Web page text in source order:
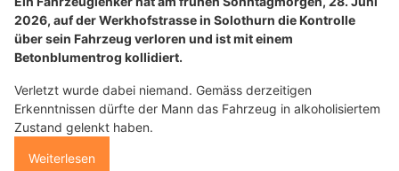
2026, auf der Werkhofstrasse in Solothurn die Kontrolle
über sein Fahrzeug verloren und ist mit einem
Betonblumentrog kollidiert.
Verletzt wurde dabei niemand. Gemäss derzeitigen
Erkenntnissen dürfte der Mann das Fahrzeug in alkoholisiertem
Zustand gelenkt haben.
Weiterlesen